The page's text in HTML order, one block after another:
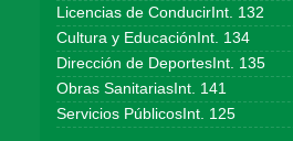
Licencias de ConducirInt. 132
Cultura y EducaciónInt. 134
Dirección de DeportesInt. 135
Obras SanitariasInt. 141
Servicios PúblicosInt. 125